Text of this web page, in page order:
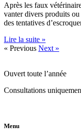
Après les faux
vanter divers produits
des tentatives
Lire la suite »
« Previous Next »
Ouvert toute l’année
Consultations
Menu